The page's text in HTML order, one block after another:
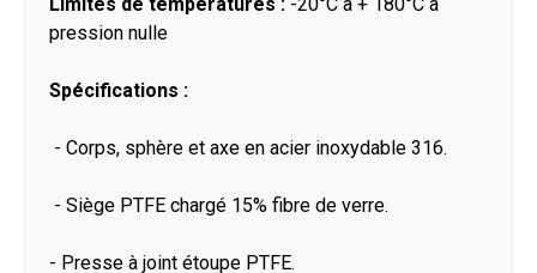
pression nulle
Spécifications :
- Corps, sphère et axe en acier inoxydable 316.
- Siège PTFE chargé 15% fibre de verre.
- Presse à joint étoupe PTFE.